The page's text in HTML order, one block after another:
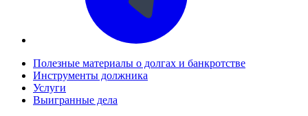
Полезные материалы о долгах и банкротстве
Инструменты должника
Услуги
Выигранные дела